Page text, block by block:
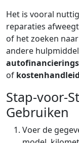
Het is vooral
reparaties
of het zoeken
andere
of
Stap-voor-
Gebruiken
Voer de